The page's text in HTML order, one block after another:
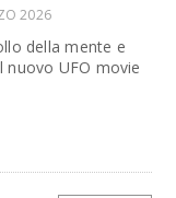
2026
della mente e
UFO movie